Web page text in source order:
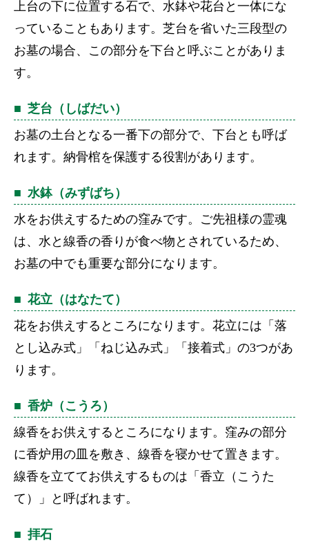
上台の下に位置する石で、水鉢や花台と一体にな
っていることもあります。芝台を省いた三段型の
お墓の場合、この部分を下台と呼ぶことがありま
す。
芝台（しばだい）
お墓の土台となる一番下の部分で、下台とも呼ば
れます。納骨棺を保護する役割があります。
水鉢（みずばち）
水をお供えするための窪みです。ご先祖様の霊魂
は、水と線香の香りが食べ物とされているため、
お墓の中でも重要な部分になります。
花立（はなたて）
花をお供えするところになります。花立には「落
とし込み式」「ねじ込み式」「接着式」の3つがあ
ります。
香炉（こうろ）
線香をお供えするところになります。窪みの部分
に香炉用の皿を敷き、線香を寝かせて置きます。
線香を立ててお供えするものは「香立（こうた
て）」と呼ばれます。
拝石